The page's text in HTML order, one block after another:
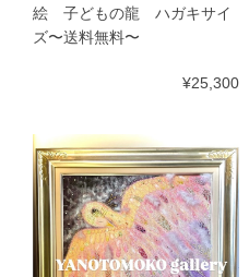
絵 子どもの龍 ハガキサイ
ズ〜送料無料〜
¥25,300